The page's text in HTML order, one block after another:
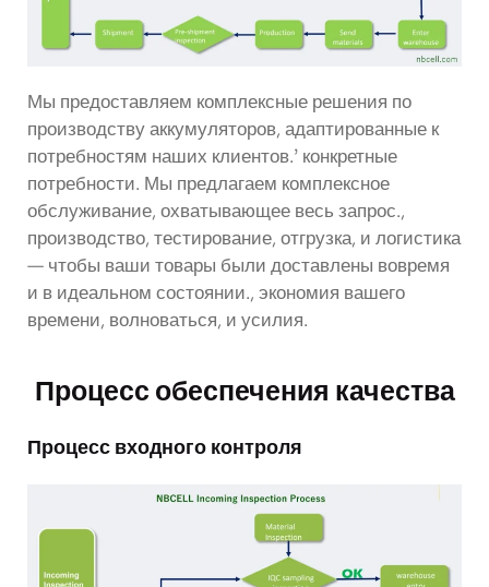
Мы предоставляем комплексные решения по
производству аккумуляторов, адаптированные к
потребностям наших клиентов.’ конкретные
потребности. Мы предлагаем комплексное
обслуживание, охватывающее весь запрос.,
производство, тестирование, отгрузка, и логистика
— чтобы ваши товары были доставлены вовремя
и в идеальном состоянии., экономия вашего
времени, волноваться, и усилия.
Процесс обеспечения качества
Процесс входного контроля